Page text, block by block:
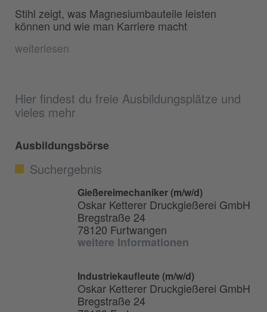
Hier findest du freie Ausbildungsplätze und
vieles mehr
Ausbildungsbörse
Suchergebnis
Gießereimechaniker (m/w/d)
Oskar Ketterer Druckgießerei GmbH
Bregstraße 24
78120 Furtwangen
weitere Informationen
Industriekaufleute (m/w/d)
Oskar Ketterer Druckgießerei GmbH
Bregstraße 24
Stihl zeigt, was Magnesiumbauteile leisten
können und wie man Karriere macht
weiterlesen